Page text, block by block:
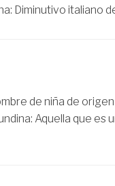
Diminutivo italiano
de niña de
Aquella que es